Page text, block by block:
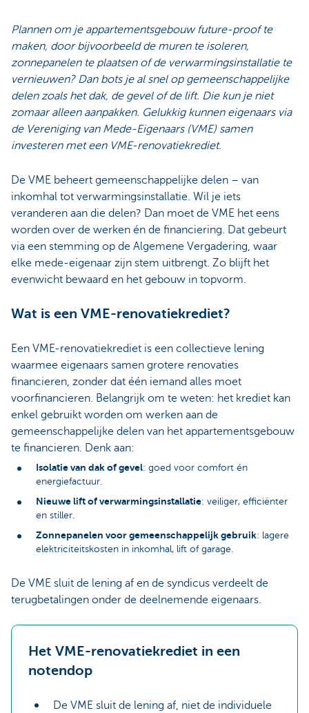
Plannen om je appartementsgebouw future-proof te
maken, door bijvoorbeeld de muren te isoleren,
zonnepanelen te plaatsen of de verwarmingsinstallatie te
vernieuwen? Dan bots je al snel op gemeenschappelijke
delen zoals het dak, de gevel of de lift. Die kun je niet
zomaar alleen aanpakken. Gelukkig kunnen eigenaars via
de Vereniging van Mede-Eigenaars (VME) samen
investeren met een VME-renovatiekrediet.
De VME beheert gemeenschappelijke delen – van
inkomhal tot verwarmingsinstallatie. Wil je iets
veranderen aan die delen? Dan moet de VME het eens
worden over de werken én de financiering. Dat gebeurt
via een stemming op de Algemene Vergadering, waar
elke mede-eigenaar zijn stem uitbrengt. Zo blijft het
evenwicht bewaard en het gebouw in topvorm.
Wat is een VME-renovatiekrediet?
Een VME-renovatiekrediet is een collectieve lening
waarmee eigenaars samen grotere renovaties
financieren, zonder dat één iemand alles moet
voorfinancieren. Belangrijk om te weten: het krediet kan
enkel gebruikt worden om werken aan de
gemeenschappelijke delen van het appartementsgebouw
te financieren. Denk aan:
Isolatie van dak of gevel: goed voor comfort én
energiefactuur.
Nieuwe lift of verwarmingsinstallatie: veiliger, efficiënter
en stiller.
Zonnepanelen voor gemeenschappelijk gebruik: lagere
elektriciteitskosten in inkomhal, lift of garage.
De VME sluit de lening af en de syndicus verdeelt de
terugbetalingen onder de deelnemende eigenaars.
Het VME-renovatiekrediet in een
notendop
De VME sluit de lening af, niet de individuele